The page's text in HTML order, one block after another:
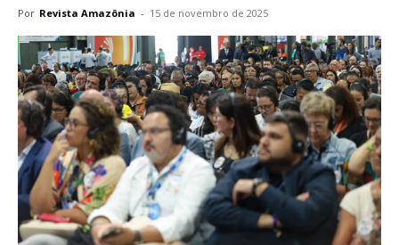
Por Revista Amazônia - 15 de novembro de 2025